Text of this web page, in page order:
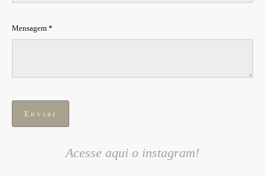
Mensagem *
Enviar
Acesse aqui o instagram!